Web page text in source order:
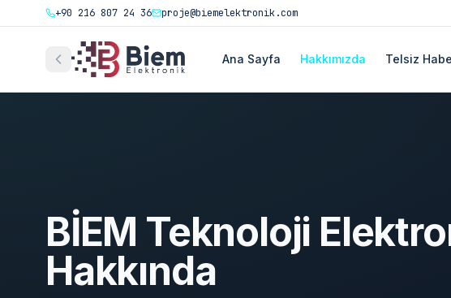
+90 216 807 24 36 proje@biemelektronik.com
Ana Sayfa Hakkımızda Telsiz
BİEM Teknoloji
Hakkında